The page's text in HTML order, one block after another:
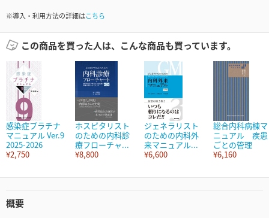
※導入・利用方法の詳細はこちら
この商品を買った人は、こんな商品も買っています。
感染症プラチナ
マニュアル Ver.9
2025-2026
¥2,750
ホスピタリスト
のための内科診
療フローチャ...
¥8,800
ジェネラリスト
のための内科外
来マニュアル...
¥6,600
総合内科病棟マ
ニュアル 疾患
ごとの管理
¥6,160
概要